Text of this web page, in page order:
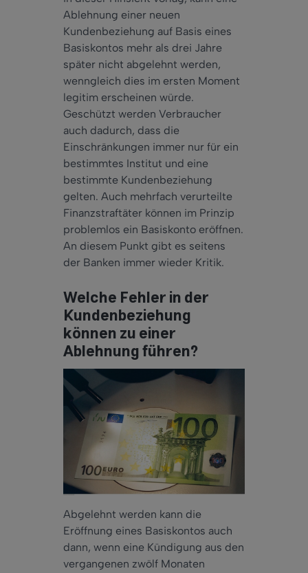
Ablehnung einer neuen
Kundenbeziehung auf Basis eines
Basiskontos mehr als drei Jahre
später nicht abgelehnt werden,
wenngleich dies im ersten Moment
legitim erscheinen würde.
Geschützt werden Verbraucher
auch dadurch, dass die
Einschränkungen immer nur für ein
bestimmtes Institut und eine
bestimmte Kundenbeziehung
gelten. Auch mehrfach verurteilte
Finanzstraftäter können im Prinzip
problemlos ein Basiskonto eröffnen.
An diesem Punkt gibt es seitens
der Banken immer wieder Kritik.
Welche Fehler in der
Kundenbeziehung
können zu einer
Ablehnung führen?
Abgelehnt werden kann die
Eröffnung eines Basiskontos auch
dann, wenn eine Kündigung aus den
vergangenen zwölf Monaten